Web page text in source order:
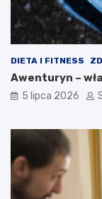
DIETA I FITNESS
Awenturyn –
5 lipca 2026